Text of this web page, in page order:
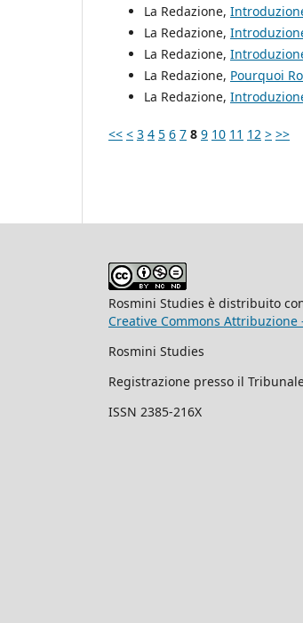
La Redazione,
La Redazione,
La Redazione,
La Redazione, Pourquoi
La Redazione,
<< < 3 4 5 6 7 8 9 10 11 12 > >>
Rosmini Studies è distribuito
Creative Commons
Rosmini Studies
Registrazione presso il
ISSN 2385-216X